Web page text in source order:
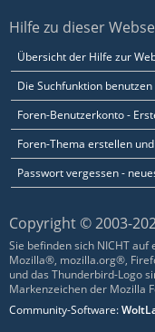
Hilfe zu dieser
Übersicht der Hilfe zur
Die Suchfunktion benutzen
Foren-Benutzerkonto -
Foren-Thema erstellen
Passwort vergessen -
Copyright © 2003-
Sie befinden sich NICHT
Mozilla®, mozilla.org®,
und das Thunderbird-Logo
Markenzeichen der Mozilla
Community-Software: